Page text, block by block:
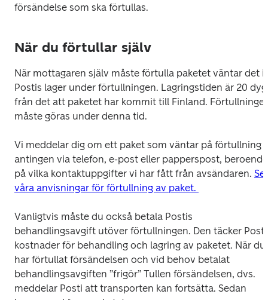
försändelse som ska förtullas.
När du förtullar själv
När mottagaren själv måste förtulla paketet väntar det i
Postis lager under förtullningen. Lagringstiden är 20
från det att paketet har kommit till Finland.
måste göras under denna tid.
Vi meddelar dig om ett paket som väntar på förtullning
antingen via telefon, e-post eller papperspost, beroende
på vilka kontaktuppgifter vi har fått från avsändaren. Se
våra anvisningar för förtullning av paket.
Vanligtvis måste du också betala Postis
behandlingsavgift utöver förtullningen. Den täcker
kostnader för behandling och lagring av paketet. När du
har förtullat försändelsen och vid behov betalat
behandlingsavgiften ”frigör” Tullen försändelsen, dvs.
meddelar Posti att transporten kan fortsätta. Sedan